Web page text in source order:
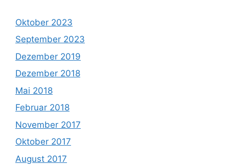
Oktober 2023
September 2023
Dezember 2019
Dezember 2018
Mai 2018
Februar 2018
November 2017
Oktober 2017
August 2017